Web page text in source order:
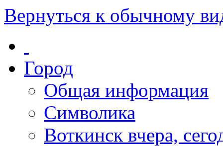
Вернуться к обычному
Город
Общая информация
Символика
Воткинск вчера,